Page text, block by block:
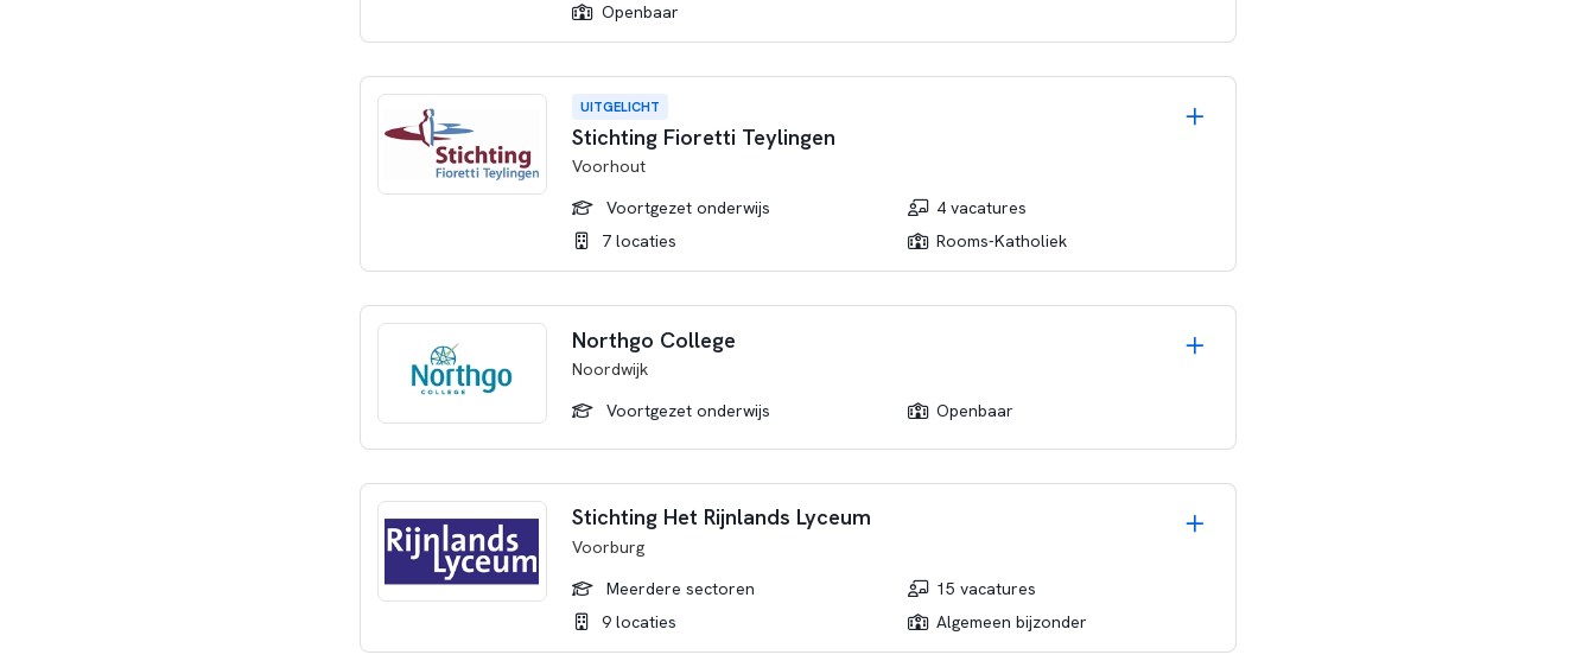
Openbaar
UITGELICHT
Stichting Fioretti Teylingen
Voorhout
Voortgezet onderwijs
4 vacatures
7 locaties
Rooms-Katholiek
Northgo College
Noordwijk
Voortgezet onderwijs
Openbaar
Stichting Het Rijnlands Lyceum
Voorburg
Meerdere sectoren
15 vacatures
9 locaties
Algemeen bijzonder